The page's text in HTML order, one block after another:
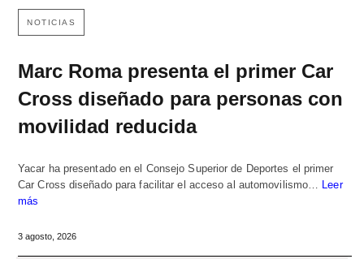
NOTICIAS
Marc Roma presenta el primer Car
Cross diseñado para personas con
movilidad reducida
Yacar ha presentado en el Consejo Superior de Deportes el primer
Car Cross diseñado para facilitar el acceso al automovilismo…
Leer
más
3 agosto, 2026